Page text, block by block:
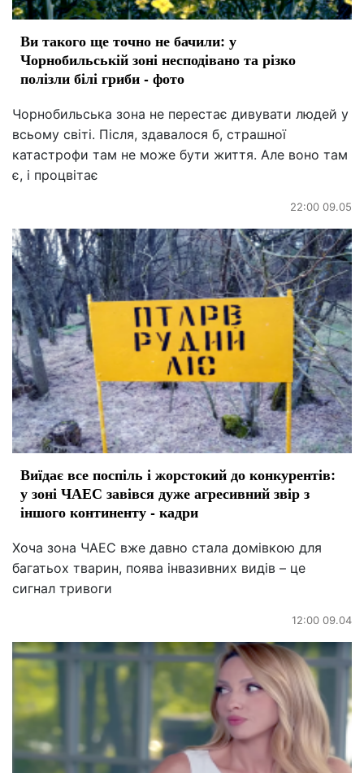
Ви такого ще точно не бачили: у
Чорнобильській зоні несподівано та різко
полізли білі гриби - фото
Чорнобильська зона не перестає дивувати людей у
​​всьому світі. Після, здавалося б, страшної
катастрофи там не може бути життя. Але воно там
є, і процвітає
22:00 09.05
Виїдає все поспіль і жорстокий до конкурентів:
у зоні ЧАЕС завівся дуже агресивний звір з
іншого континенту - кадри
Хоча зона ЧАЕС вже давно стала домівкою для
багатьох тварин, поява інвазивних видів – це
сигнал тривоги
12:00 09.04